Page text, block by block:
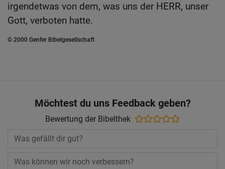
irgendetwas von dem, was uns der HERR, unser
Gott, verboten hatte.
© 2000 Genfer Bibelgesellschaft
Möchtest du uns Feedback geben?
Bewertung der Bibelthek